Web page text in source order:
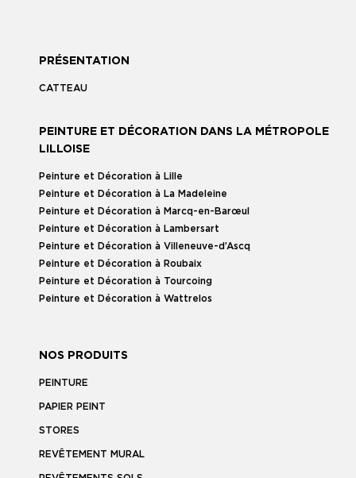
PRÉSENTATION
CATTEAU
PEINTURE ET DÉCORATION DANS LA MÉTROPOLE
LILLOISE
Peinture et Décoration à Lille
Peinture et Décoration à La Madeleine
Peinture et Décoration à Marcq-en-Barœul
Peinture et Décoration à Lambersart
Peinture et Décoration à Villeneuve-d’Ascq
Peinture et Décoration à Roubaix
Peinture et Décoration à Tourcoing
Peinture et Décoration à Wattrelos
NOS PRODUITS
PEINTURE
PAPIER PEINT
STORES
REVÊTEMENT MURAL